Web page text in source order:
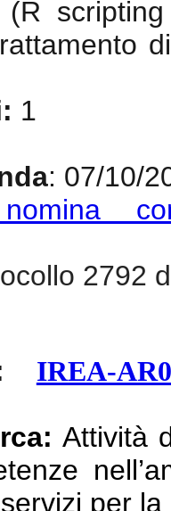
(R
1
: 07/10/
2792
IREA-
Attività
per